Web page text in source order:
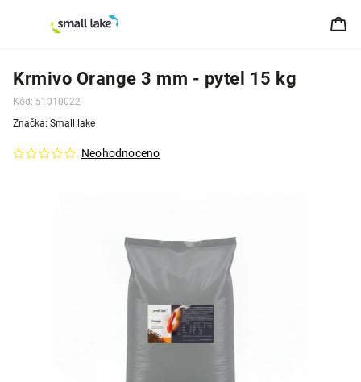
Krmivo Orange 3 mm - pytel 15 kg
Kód: 51010022
Neohodnoceno
Značka: Small lake